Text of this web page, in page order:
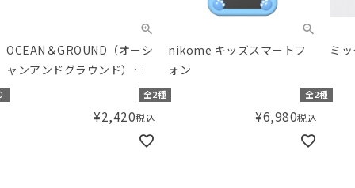
OCEAN＆GROUND（オーシ
ャンアンドグラウンド）
ソウガラレッスンBAG
全2種
¥2,420税込
nikome キッズスマートフ
ォン
全2種
¥6,980税込
ミ